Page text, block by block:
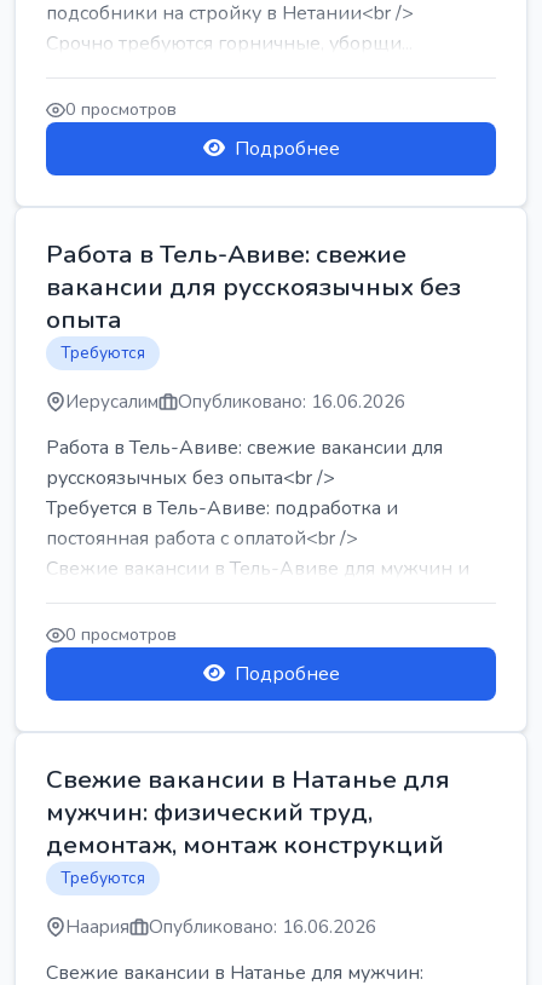
подсобники на стройку в Нетании<br />
Срочно требуются горничные, уборщи...
0 просмотров
Подробнее
Работа в Тель-Авиве: свежие
вакансии для русскоязычных без
опыта
Требуются
Иерусалим Опубликовано: 16.06.2026
Работа в Тель-Авиве: свежие вакансии для
русскоязычных без опыта<br />
Требуется в Тель-Авиве: подработка и
постоянная работа с оплатой<br />
Свежие вакансии в Тель-Авиве для мужчин и
женщин от хозя...
0 просмотров
Подробнее
Свежие вакансии в Натанье для
мужчин: физический труд,
демонтаж, монтаж конструкций
Требуются
Наария Опубликовано: 16.06.2026
Свежие вакансии в Натанье для мужчин: